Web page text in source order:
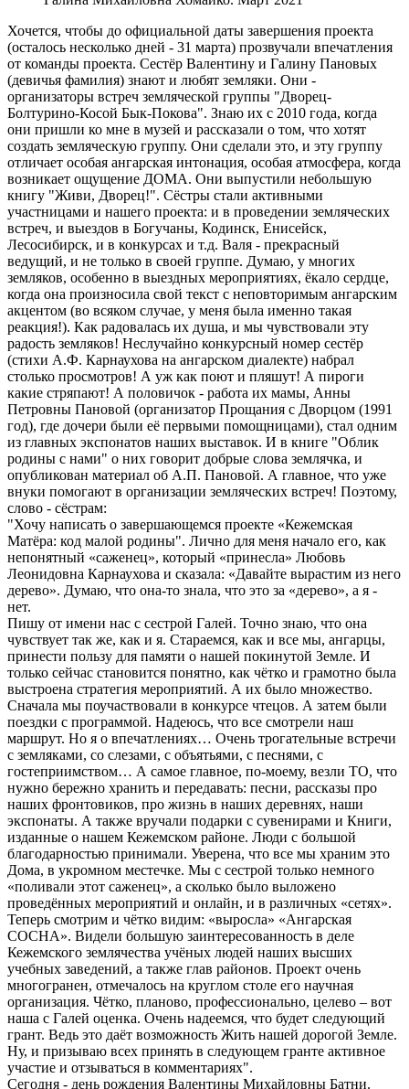
Хочется, чтобы до официальной даты завершения проекта
(осталось несколько дней - 31 марта) прозвучали впечатления
от команды проекта. Сестёр Валентину и Галину Пановых
(девичья фамилия) знают и любят земляки. Они -
организаторы встреч земляческой группы "Дворец-
Болтурино-Косой Бык-Покова". Знаю их с 2010 года, когда
они пришли ко мне в музей и рассказали о том, что хотят
создать земляческую группу. Они сделали это, и эту группу
отличает особая ангарская интонация, особая атмосфера, когда
возникает ощущение ДОМА. Они выпустили небольшую
книгу "Живи, Дворец!". Сёстры стали активными
участницами и нашего проекта: и в проведении земляческих
встреч, и выездов в Богучаны, Кодинск, Енисейск,
Лесосибирск, и в конкурсах и т.д. Валя - прекрасный
ведущий, и не только в своей группе. Думаю, у многих
земляков, особенно в выездных мероприятиях, ёкало сердце,
когда она произносила свой текст с неповторимым ангарским
акцентом (во всяком случае, у меня была именно такая
реакция!). Как радовалась их душа, и мы чувствовали эту
радость земляков! Неслучайно конкурсный номер сестёр
(стихи А.Ф. Карнаухова на ангарском диалекте) набрал
столько просмотров! А уж как поют и пляшут! А пироги
какие стряпают! А половичок - работа их мамы, Анны
Петровны Пановой (организатор Прощания с Дворцом (1991
год), где дочери были её первыми помощницами), стал одним
из главных экспонатов наших выставок. И в книге "Облик
родины с нами" о них говорит добрые слова землячка, и
опубликован материал об А.П. Пановой. А главное, что уже
внуки помогают в организации земляческих встреч! Поэтому,
слово - сёстрам:
"Хочу написать о завершающемся проекте «Кежемская
Матёра: код малой родины". Лично для меня начало его, как
непонятный «саженец», который «принесла» Любовь
Леонидовна Карнаухова и сказала: «Давайте вырастим из него
дерево». Думаю, что она-то знала, что это за «дерево», а я -
нет.
Пишу от имени нас с сестрой Галей. Точно знаю, что она
чувствует так же, как и я. Стараемся, как и все мы, ангарцы,
принести пользу для памяти о нашей покинутой Земле. И
только сейчас становится понятно, как чётко и грамотно была
выстроена стратегия мероприятий. А их было множество.
Сначала мы поучаствовали в конкурсе чтецов. А затем были
поездки с программой. Надеюсь, что все смотрели наш
маршрут. Но я о впечатлениях… Очень трогательные встречи
с земляками, со слезами, с объятьями, с песнями, с
гостеприимством… А самое главное, по-моему, везли ТО, что
нужно бережно хранить и передавать: песни, рассказы про
наших фронтовиков, про жизнь в наших деревнях, наши
экспонаты. А также вручали подарки с сувенирами и Книги,
изданные о нашем Кежемском районе. Люди с большой
благодарностью принимали. Уверена, что все мы храним это
Дома, в укромном местечке. Мы с сестрой только немного
«поливали этот саженец», а сколько было выложено
проведённых мероприятий и онлайн, и в различных «сетях».
Теперь смотрим и чётко видим: «выросла» «Ангарская
СОСНА». Видели большую заинтересованность в деле
Кежемского землячества учёных людей наших высших
учебных заведений, а также глав районов. Проект очень
многогранен, отмечалось на круглом столе его научная
организация. Чётко, планово, профессионально, целево – вот
наша с Галей оценка. Очень надеемся, что будет следующий
грант. Ведь это даёт возможность Жить нашей дорогой Земле.
Ну, и призываю всех принять в следующем гранте активное
участие и отзываться в комментариях".
Сегодня - день рождения Валентины Михайловны Батни.